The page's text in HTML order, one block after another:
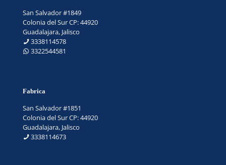
San Salvador #1849
Colonia del Sur CP: 44920
Guadalajara, Jalisco
3338114578
3322544581
Fabrica
San Salvador #1851
Colonia del Sur CP: 44920
Guadalajara, Jalisco
3338114673